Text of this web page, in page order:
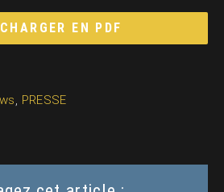
EN PDF
, PRESSE